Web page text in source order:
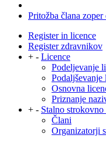
Pritožba člana zoper
Register in licence
Register zdravnikov
+ - Licence
Podeljevanje
Podaljševanje
Osnovna
Priznanje
+ - Stalno strokovno
Člani
Organizatorji